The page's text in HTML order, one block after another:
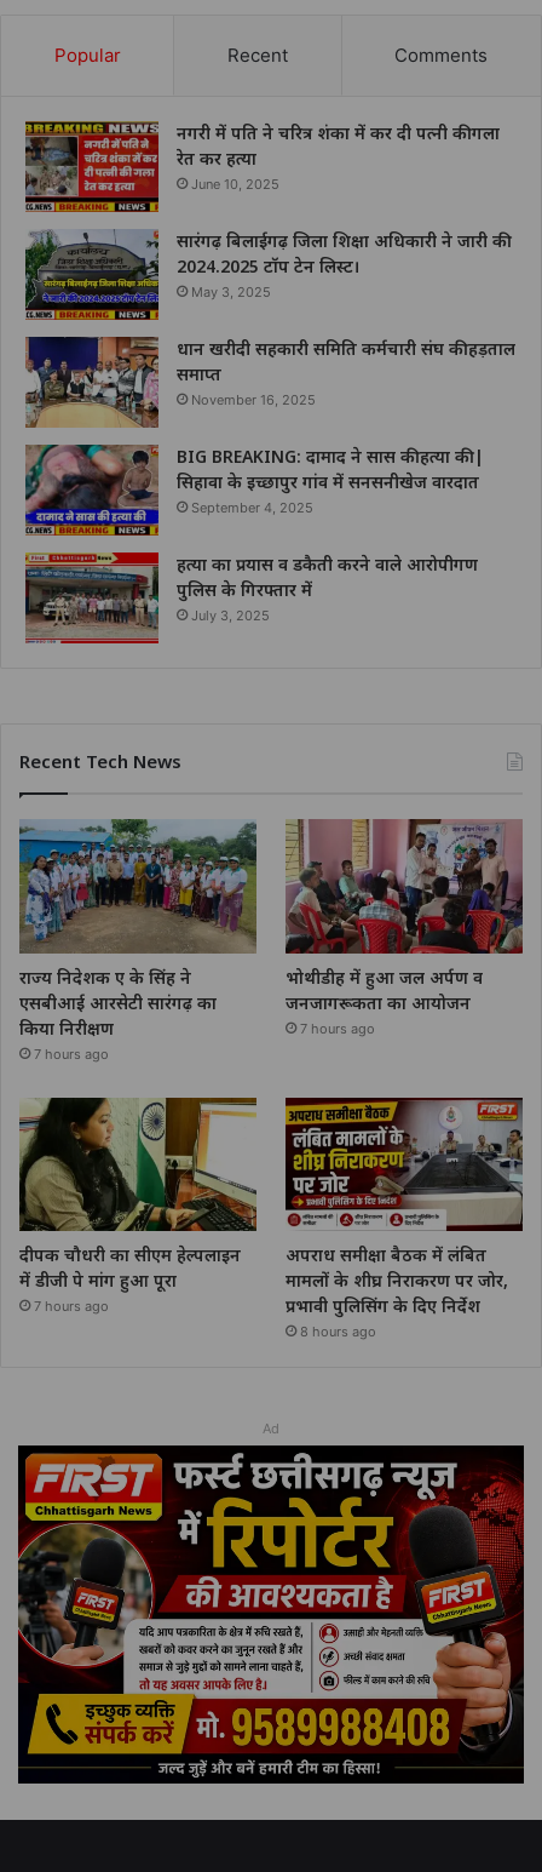
Popular Recent Comments
नगरी में पति ने चरित्र शंका में कर दी पत्नी की गला
रेत कर हत्या
June 10, 2025
सारंगढ़ बिलाईगढ़ जिला शिक्षा अधिकारी ने जारी की
2024.2025 टॉप टेन लिस्ट।
May 3, 2025
धान खरीदी सहकारी समिति कर्मचारी संघ की हड़ताल
समाप्त
November 16, 2025
BIG BREAKING: दामाद ने सास की हत्या की |
सिहावा के इच्छापुर गांव में सनसनीखेज वारदात
September 4, 2025
हत्या का प्रयास व डकैती करने वाले आरोपीगण
पुलिस के गिरफ्तार में
July 3, 2025
Recent Tech News
राज्य निदेशक ए के सिंह ने
एसबीआई आरसेटी सारंगढ़ का
किया निरीक्षण
7 hours ago
भोथीडीह में हुआ जल अर्पण व
जनजागरूकता का आयोजन
7 hours ago
दीपक चौधरी का सीएम हेल्पलाइन
में डीजी पे मांग हुआ पूरा
7 hours ago
अपराध समीक्षा बैठक में लंबित
मामलों के शीघ्र निराकरण पर जोर,
प्रभावी पुलिसिंग के दिए निर्देश
8 hours ago
Ad